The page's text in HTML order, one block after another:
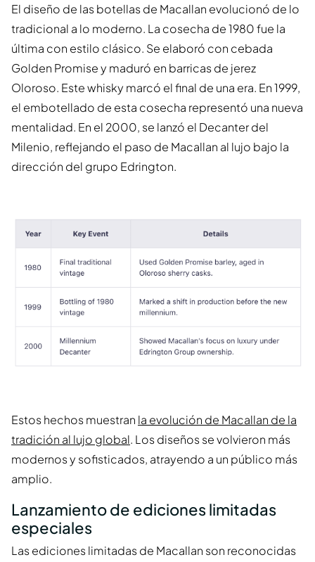
El diseño de las botellas de Macallan evolucionó de lo
tradicional a lo moderno. La cosecha de 1980 fue la
última con estilo clásico. Se elaboró con cebada
Golden Promise y maduró en barricas de jerez
Oloroso. Este whisky marcó el final de una era. En 1999,
el embotellado de esta cosecha representó una nueva
mentalidad. En el 2000, se lanzó el Decanter del
Milenio, reflejando el paso de Macallan al lujo bajo la
dirección del grupo Edrington.
Estos hechos muestran la evolución de Macallan de la
tradición al lujo global. Los diseños se volvieron más
modernos y sofisticados, atrayendo a un público más
amplio.
Lanzamiento de ediciones limitadas
especiales
Las ediciones limitadas de Macallan son reconocidas